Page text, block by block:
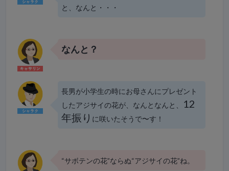
と、なんと・・・
なんと？
長男が小学生の時にお母さんにプレゼント
したアジサイの花が、なんとなんと、
12
年振り に咲いたそうで〜す！
“サボテンの花”ならぬ“アジサイの花”ね。